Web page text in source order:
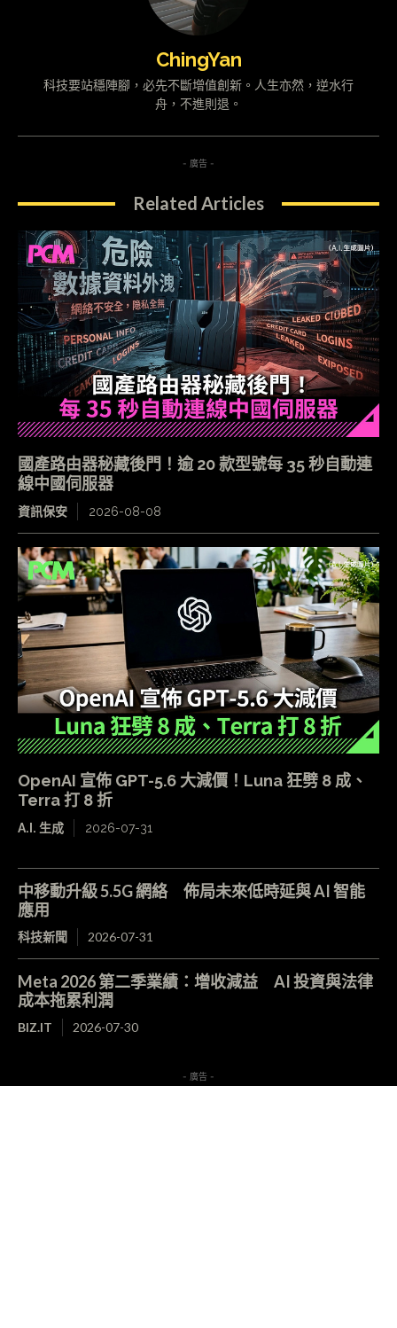
ChingYan
科技要站穩陣腳，必先不斷增值創新。人生亦然，逆水行
舟，不進則退。
- 廣告 -
Related Articles
國產路由器秘藏後門！逾 20 款型號每 35 秒自動連
線中國伺服器
資訊保安 2026-08-08
OpenAI 宣佈 GPT-5.6 大減價！Luna 狂劈 8 成、
Terra 打 8 折
A.I. 生成 2026-07-31
中移動升級 5.5G 網絡 佈局未來低時延與 AI 智能
應用
科技新聞 2026-07-31
Meta 2026 第二季業績：增收減益 AI 投資與法律
成本拖累利潤
BIZ.IT 2026-07-30
- 廣告 -